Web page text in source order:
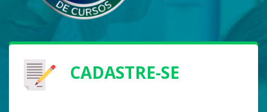
CADASTRE-SE